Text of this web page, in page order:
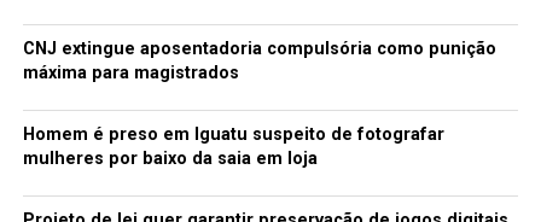
além do aplicativo limitar geograficamente quais
pessoas podem ou não ver o perfil de alguém.
Fonte: Olhar Digital
FÓRUM DO CIBERCRIME
USUÁRIAS DO TINDER
CNJ extingue aposentadoria compulsória como punição
máxima para magistrados
Homem é preso em Iguatu suspeito de fotografar
mulheres por baixo da saia em loja